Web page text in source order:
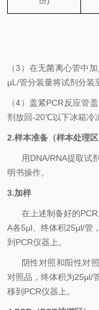
（3 ）在无菌离心管中
μL/管分装量将试剂分装
（4）盖紧PCR 反应管
剂放回-20℃以下冰箱冷
2.样本准备（样本处理区
用DNA/RNA提取试
明书操作。
3.加样
在上述制备好的PCR
A各5μl 、终体积25μl/管
到 PCR仪器上。
阴性对照和阳性对
对照品，终体积为25μl/
移到 PCR仪器上。